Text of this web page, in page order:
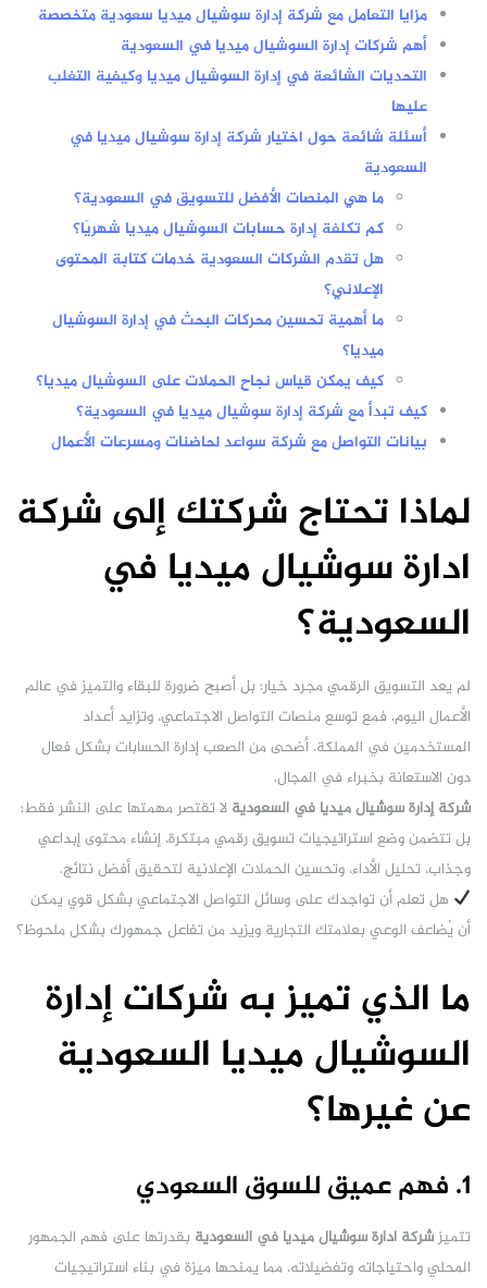
مزايا التعامل مع شركة إدارة سوشيال ميديا سعودية متخصصة
أهم شركات إدارة السوشيال ميديا في السعودية
التحديات الشائعة في إدارة السوشيال ميديا وكيفية التغلب
عليها
أسئلة شائعة حول اختيار شركة إدارة سوشيال ميديا في
السعودية
ما هي المنصات الأفضل للتسويق في السعودية؟
كم تكلفة إدارة حسابات السوشيال ميديا شهريًا؟
هل تقدم الشركات السعودية خدمات كتابة المحتوى
الإعلاني؟
ما أهمية تحسين محركات البحث في إدارة السوشيال
ميديا؟
كيف يمكن قياس نجاح الحملات على السوشيال ميديا؟
كيف تبدأ مع شركة إدارة سوشيال ميديا في السعودية؟
بيانات التواصل مع شركة سواعد لحاضنات ومسرعات الأعمال
لماذا تحتاج شركتك إلى شركة
ادارة سوشيال ميديا في
السعودية؟
لم يعد التسويق الرقمي مجرد خيار؛ بل أصبح ضرورة للبقاء والتميز في عالم
الأعمال اليوم. فمع توسع منصات التواصل الاجتماعي، وتزايد أعداد
المستخدمين في المملكة، أضحى من الصعب إدارة الحسابات بشكل فعال
دون الاستعانة بخبراء في المجال.
شركة إدارة سوشيال ميديا في السعودية لا تقتصر مهمتها على النشر فقط؛
بل تتضمن وضع استراتيجيات تسويق رقمي مبتكرة، إنشاء محتوى إبداعي
وجذاب، تحليل الأداء، وتحسين الحملات الإعلانية لتحقيق أفضل نتائج.
هل تعلم أن تواجدك على وسائل التواصل الاجتماعي بشكل قوي يمكن
أن يُضاعف الوعي بعلامتك التجارية ويزيد من تفاعل جمهورك بشكل ملحوظ؟
ما الذي تميز به شركات إدارة
السوشيال ميديا السعودية
عن غيرها؟
1. فهم عميق للسوق السعودي
تتميزشركة ادارة سوشيال ميديا في السعودية بقدرتها على فهم الجمهور
المحلي واحتياجاته وتفضيلاته، مما يمنحها ميزة في بناء استراتيجيات